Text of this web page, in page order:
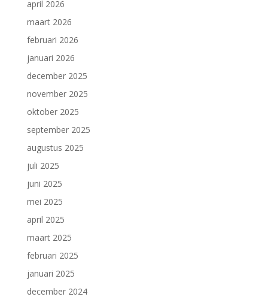
april 2026
maart 2026
februari 2026
januari 2026
december 2025
november 2025
oktober 2025
september 2025
augustus 2025
juli 2025
juni 2025
mei 2025
april 2025
maart 2025
februari 2025
januari 2025
december 2024